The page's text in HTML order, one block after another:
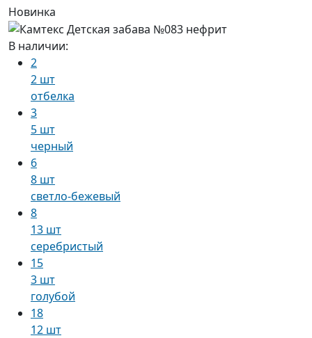
Новинка
В наличии:
2
2 шт
отбелка
3
5 шт
черный
6
8 шт
светло-бежевый
8
13 шт
серебристый
15
3 шт
голубой
18
12 шт